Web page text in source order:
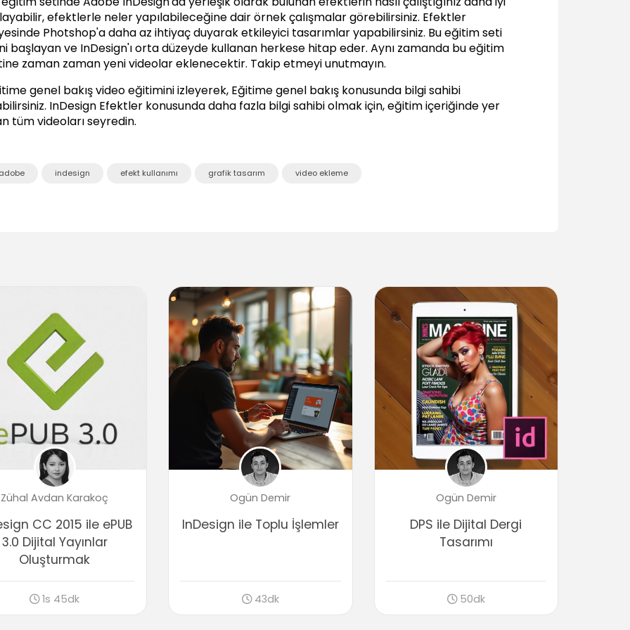
Delik Efekti Oluşturmak
02:30
Basic Feather Efekt Ayarları - Fotoğraf
02:51
Basic Feather Efekt Ayarları - Yazılar
01:41
01:32
efektlerle neler yapılabileceğine dair örnek çalışmalar görebilirsiniz. Efektler
Photshop'a daha az ihtiyaç duyarak etkileyici tasarımlar yapabilirsiniz. Bu eğitim seti
başlayan ve InDesign'ı orta düzeyde kullanan herkese hitap eder. Aynı zamanda bu eğitim
zaman zaman yeni videolar eklenecektir. Takip etmeyi unutmayın.
genel bakış video eğitimini izleyerek, Eğitime genel bakış konusunda bilgi sahibi
InDesign Efektlerkonusunda daha fazla bilgi sahibi olmak için, eğitim içeriğinde yer
tüm videoları seyredin.
indesign efekt kullanımı grafik tasarım video ekleme
Zühal Avdan Karakoç
CC 2015 ile ePUB
3.0 Dijital Yayınlar
Oluşturmak
1s 45dk
Ogün Demir
InDesign ile Toplu İşlemler
43dk
Ogün Demir
DPS ile Dijital Dergi
Tasarımı
50dk